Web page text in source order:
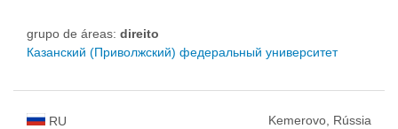
grupo de áreas: direito
Казанский (Приволжский) федеральный университет
RU Kemerovo, Rússia